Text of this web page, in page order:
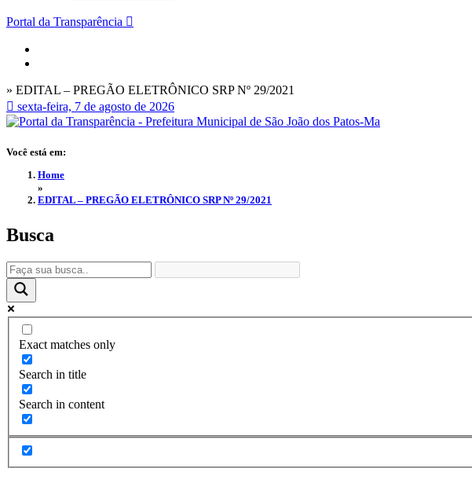
Portal da Transparência
» EDITAL – PREGÃO ELETRÔNICO SRP Nº 29/2021
sexta-feira, 7 de agosto de 2026
Você está em:
Home
»
EDITAL – PREGÃO ELETRÔNICO SRP Nº 29/2021
Busca
Exact matches only
Search in title
Search in content